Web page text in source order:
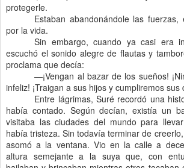
protegerle.
Estaban abandonándole las
por la vida.
Sin embargo, cuando ya casi era
escuchó el sonido alegre de flautas y
proclama que decía:
—¡Vengan al bazar de los sueños!
infeliz! ¡Traigan a sus hijos y cumpliremos sus
Entre lágrimas, Suré recordó una
había contado. Según decían, existía un
visitaba las ciudades del mundo para
había tristeza. Sin todavía terminar de
asomó a la ventana. Vio en la calle a
altura semejante a la suya que, con